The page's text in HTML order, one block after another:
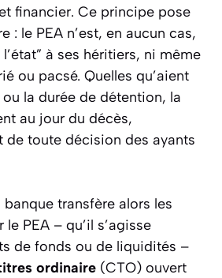
financier. Ce principe pose
: le PEA n’est, en aucun cas,
à ses héritiers, ni même
ou pacsé. Quelles qu’aient
la durée de détention, la
au jour du décès,
de toute décision des ayants
transfère alors les
PEA – qu’il s’agisse
de fonds ou de liquidités –
ordinaire (CTO) ouvert